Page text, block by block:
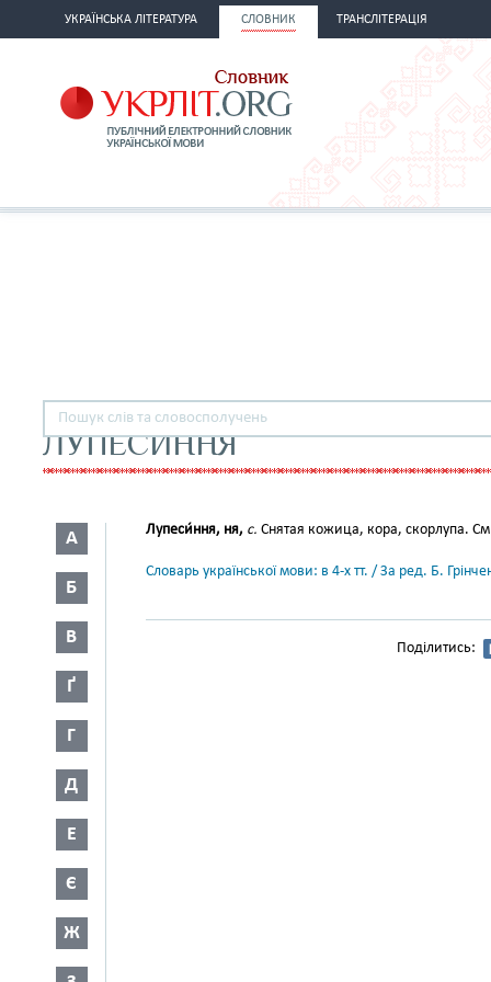
УКРАЇНСЬКА ЛІТЕРАТУРА СЛОВНИК ТРАНСЛІТЕРАЦІЯ
ЛУПЕСИННЯ
А
Б
В
Ґ
Г
Д
Е
Є
Ж
Лупеси́ння, ня, с. Снятая кожица, кора, скорлупа.
Словарь української мови: в 4-х тт. / За ред. Б.
Поділитись: